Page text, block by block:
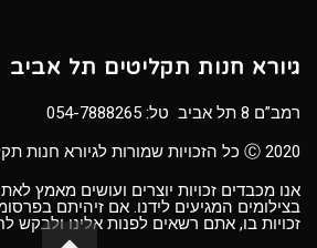
גיורא חנות תקליטים תל אביב
רמב”ם 8 תל אביב טל:
054-7888265
Ⓒ 2020 כל הזכויות שמורות לגיורא חנות תקליטים
אנו מכבדים זכויות יוצרים ועושים מאמץ
בצילומים המגיעים לידנו. אם זיהיתם
זכויות בו, אתם רשאים לפנות אלינו ולבקש